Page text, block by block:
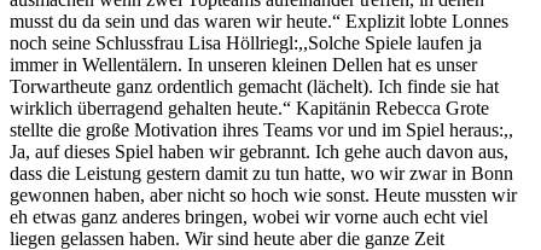
musst du da sein und das waren wir heute.“ Explizit lobte Lonnes
noch seine Schlussfrau Lisa Höllriegl:,,Solche Spiele laufen ja
immer in Wellentälern. In unseren kleinen Dellen hat es unser
Torwartheute ganz ordentlich gemacht (lächelt). Ich finde sie hat
wirklich überragend gehalten heute.“ Kapitänin Rebecca Grote
stellte die große Motivation ihres Teams vor und im Spiel heraus:,,
Ja, auf dieses Spiel haben wir gebrannt. Ich gehe auch davon aus,
dass die Leistung gestern damit zu tun hatte, wo wir zwarin Bonn
gewonnen haben, aber nicht so hoch wie sonst. Heute mussten wir
eh etwas ganz anderes bringen, wobei wir vorne auch echt viel
liegen gelassen haben. Wir sind heute aber die ganze Zeit